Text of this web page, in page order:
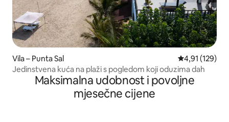
Vila – Punta Sal Prosječna
4,91 (129)
Jedinstvena kuća na plaži s pogledom koji oduzima dah
Maksimalna udobnost i povoljne
mjesečne cijene